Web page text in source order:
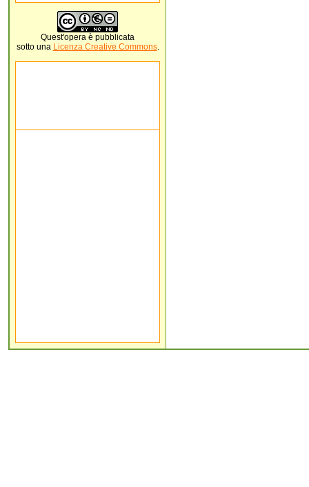
Quest'opera è pubblicata
sotto una Licenza Creative Commons.